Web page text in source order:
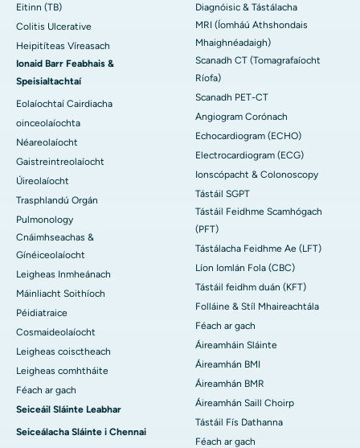
Eitinn (TB)
Colitis Ulcerative
Heipitíteas Víreasach
Ionaid Barr Feabhais &
Speisialtachtaí
Eolaíochtaí Cairdiacha
oinceolaíochta
Néareolaíocht
Gaistreintreolaíocht
Úireolaíocht
Trasphlandú Orgán
Pulmonology
Cnáimhseachas &
Gínéiceolaíocht
Leigheas Inmheánach
Máinliacht Soithíoch
Péidiatraice
Cosmaideolaíocht
Leigheas coisctheach
Leigheas comhtháite
Féach ar gach
Seiceáil Sláinte Leabhar
Seiceálacha Sláinte i Chennai
Diagnóisic & Tástálacha
MRI (Íomháú Athshondais
Mhaighnéadaigh)
Scanadh CT (Tomagrafaíocht
Ríofa)
Scanadh PET-CT
Angiogram Corónach
Echocardiogram (ECHO)
Electrocardiogram (ECG)
Ionscópacht & Colonoscopy
Tástáil SGPT
Tástáil Feidhme Scamhógach
(PFT)
Tástálacha Feidhme Ae (LFT)
Líon Iomlán Fola (CBC)
Tástáil feidhm duán (KFT)
Folláine & Stíl Mhaireachtála
Féach ar gach
Áireamháin Sláinte
Áireamhán BMI
Áireamhán BMR
Áireamhán Saill Choirp
Tástáil Fís Dathanna
Féach ar gach